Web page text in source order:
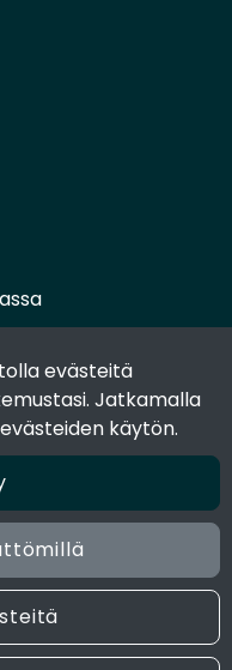
evästeitä
Jatkamalla
käytön.